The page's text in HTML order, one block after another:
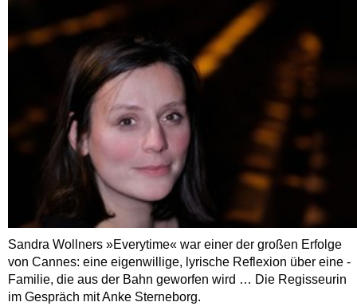
Sandra Wollners »Everytime« war einer der großen Erfolge
von Cannes: eine eigenwillige, lyrische Reflexion über eine ­
Familie, die aus der Bahn geworfen wird … Die Regisseurin
im Gespräch mit Anke Sterneborg.